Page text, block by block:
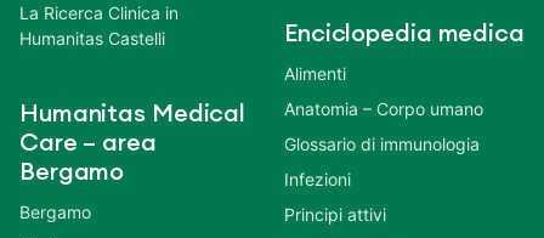
La Ricerca Clinica in
Humanitas Castelli
Humanitas Medical
Care – area
Bergamo
Bergamo
Enciclopedia medica
Alimenti
Anatomia – Corpo umano
Glossario di immunologia
Infezioni
Principi attivi